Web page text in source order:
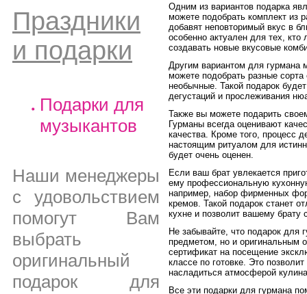
Праздники
и подарки
Подарки для
музыкантов
Наши менеджеры
с удовольствием
помогут Вам
выбрать
оригинальный
подарок для
Одним из вариантов подарка
можете подобрать комплект из
добавят неповторимый вкус в
особенно актуален для тех, кто
создавать новые вкусовые
Другим вариантом для гурмана
можете подобрать разные
необычные. Такой подарок
дегустаций и прослеживания
Также вы можете подарить
Гурманы всегда оценивают
качества. Кроме того, процесс
настоящим ритуалом для
будет очень оценен.
Если ваш брат увлекается
ему профессиональную
например, набор фирменных
кремов. Такой подарок станет
кухне и позволит вашему брату
Не забывайте, что подарок для
предметом, но и оригинальным
сертификат на посещение
классе по готовке. Это
насладиться атмосферой
Все эти подарки для гурмана